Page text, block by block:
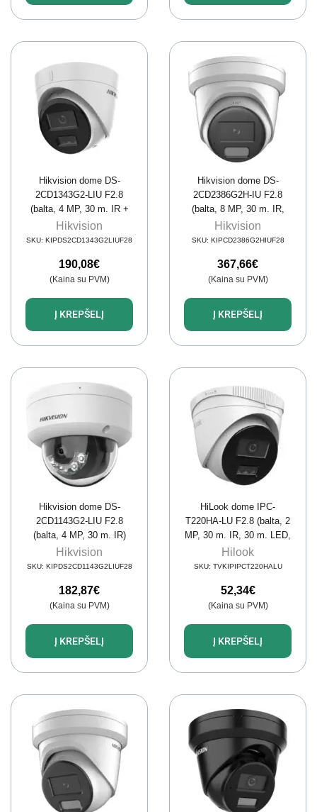
Hikvision dome DS-
2CD1343G2-LIU F2.8
(balta, 4 MP, 30 m. IR +
LED)
Hikvision
SKU: KIPDS2CD1343G2LIUF28
190,08€
(Kaina su PVM)
Į KREPŠELĮ
Hikvision dome DS-
2CD2386G2H-IU F2.8
(balta, 8 MP, 30 m. IR,
AcuSense)
Hikvision
SKU: KIPCD2386G2HIUF28
367,66€
(Kaina su PVM)
Į KREPŠELĮ
Hikvision dome DS-
2CD1143G2-LIU F2.8
(balta, 4 MP, 30 m. IR)
Hikvision
SKU: KIPDS2CD1143G2LIUF28
182,87€
(Kaina su PVM)
Į KREPŠELĮ
HiLook dome IPC-
T220HA-LU F2.8 (balta, 2
MP, 30 m. IR, 30 m. LED,
Hybrid Light)
Hilook
SKU: TVKIPIPCT220HALU
52,34€
(Kaina su PVM)
Į KREPŠELĮ